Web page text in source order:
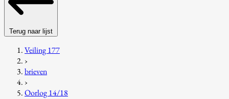
Terug naar lijst
Veiling 177
›
brieven
›
Oorlog 14/18